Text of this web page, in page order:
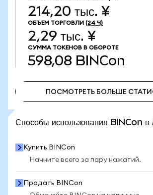
214,20 тыс. ¥
ОБЪЕМ ТОРГОВЛИ (24 Ч)
2,29 тыс. ¥
СУММА ТОКЕНОВ В ОБОРОТЕ
598,08 BINCon
ПОСМОТРЕТЬ БОЛЬШЕ
Способы использования BINCon
Купить BINCon
Начните всего за пару нажатий.
Продать BINCon